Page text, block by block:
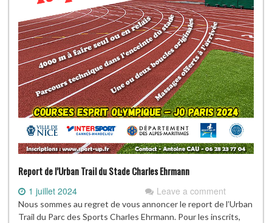
Report de l’Urban Trail du Stade Charles Ehrmann
1 juillet 2024 Leave a comment
Nous sommes au regret de vous annoncer le report de l’Urban
Trail du Parc des Sports Charles Ehrmann. Pour les inscrits,